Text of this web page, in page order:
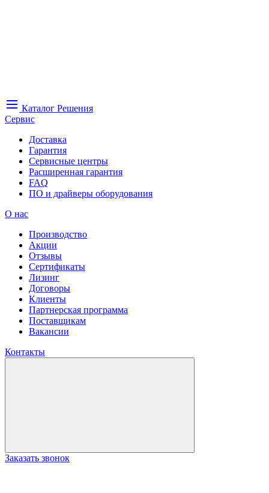
Каталог Решения
Сервис
Доставка
Гарантия
Сервисные центры
Расширенная гарантия
FAQ
ПО и драйверы оборудования
О нас
Производство
Акции
Отзывы
Сертификаты
Лизинг
Договоры
Клиенты
Партнерская программа
Поставщикам
Вакансии
Контакты
Заказать звонок